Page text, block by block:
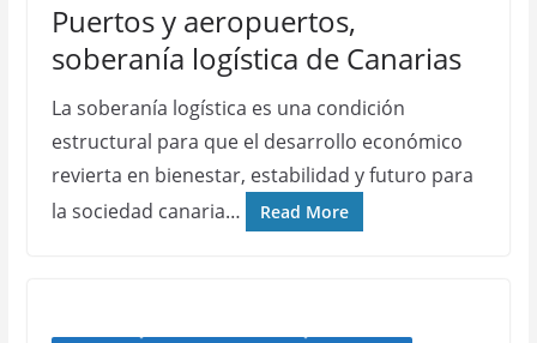
Puertos y aeropuertos,
soberanía logística de Canarias
La soberanía logística es una condición
estructural para que el desarrollo económico
revierta en bienestar, estabilidad y futuro para
la sociedad canaria…
Read More